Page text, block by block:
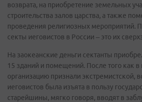
возврата, на приобретение земельных
строительства залов царства, а также
проведения религиозных мероприятий.
секты иеговистов в России – это их
На заокеанские деньги сектанты
15 зданий и помещений. После того как в
организацию признали экстремистской,
иеговистов была изъята в пользу
старейшины, мягко говоря, вводят в